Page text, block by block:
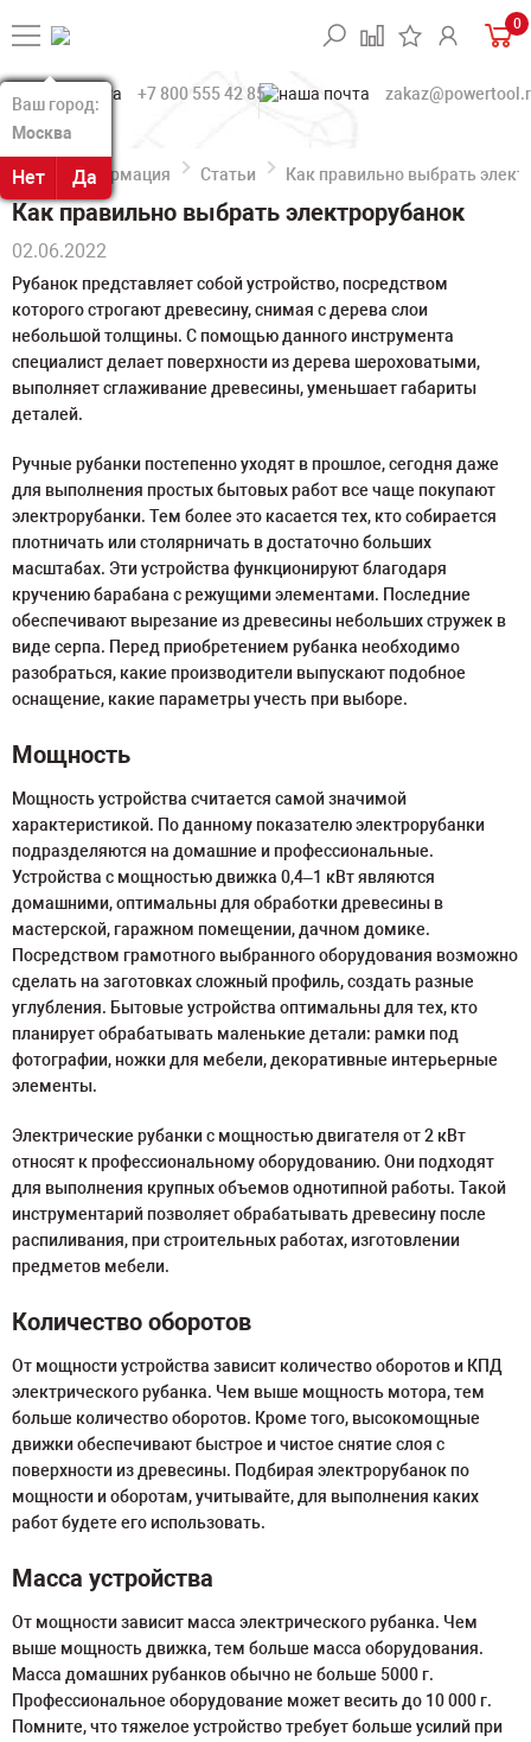
Ваш город:
Москва
Нет Да
Ваш город:
Москва
Нет Да
0
+7 800 555 42 85
Информация Статьи Как правильно выбрать
Как правильно выбрать электрорубанок
02.06.2022
Рубанок представляет собой устройство, посредством
которого строгают древесину, снимая с дерева слои
небольшой толщины. С помощью данного инструмента
специалист делает поверхности из дерева шероховатыми,
выполняет сглаживание древесины, уменьшает габариты
деталей.
Ручные рубанки постепенно уходят в прошлое, сегодня даже
для выполнения простых бытовых работ все чаще покупают
электрорубанки. Тем более это касается тех, кто собирается
плотничать или столярничать в достаточно больших
масштабах. Эти устройства функционируют благодаря
кручению барабана с режущими элементами. Последние
обеспечивают вырезание из древесины небольших стружек в
виде серпа. Перед приобретением рубанка необходимо
разобраться, какие производители выпускают подобное
оснащение, какие параметры учесть при выборе.
Мощность
Мощность устройства считается самой значимой
характеристикой. По данному показателю электрорубанки
подразделяются на домашние и профессиональные.
Устройства с мощностью движка 0,4–1 кВт являются
домашними, оптимальны для обработки древесины в
мастерской, гаражном помещении, дачном домике.
Посредством грамотного выбранного оборудования возможно
сделать на заготовках сложный профиль, создать разные
углубления. Бытовые устройства оптимальны для тех, кто
планирует обрабатывать маленькие детали: рамки под
фотографии, ножки для мебели, декоративные интерьерные
элементы.
Электрические рубанки с мощностью двигателя от 2 кВт
относят к профессиональному оборудованию. Они подходят
для выполнения крупных объемов однотипной работы. Такой
инструментарий позволяет обрабатывать древесину после
распиливания, при строительных работах, изготовлении
предметов мебели.
Количество оборотов
От мощности устройства зависит количество оборотов и КПД
электрического рубанка. Чем выше мощность мотора, тем
больше количество оборотов. Кроме того, высокомощные
движки обеспечивают быстрое и чистое снятие слоя с
поверхности из древесины. Подбирая электрорубанок по
мощности и оборотам, учитывайте, для выполнения каких
работ будете его использовать.
Масса устройства
От мощности зависит масса электрического рубанка. Чем
выше мощность движка, тем больше масса оборудования.
Масса домашних рубанков обычно не больше 5000 г.
Профессиональное оборудование может весить до 10 000 г.
Помните, что тяжелое устройство требует больше усилий при